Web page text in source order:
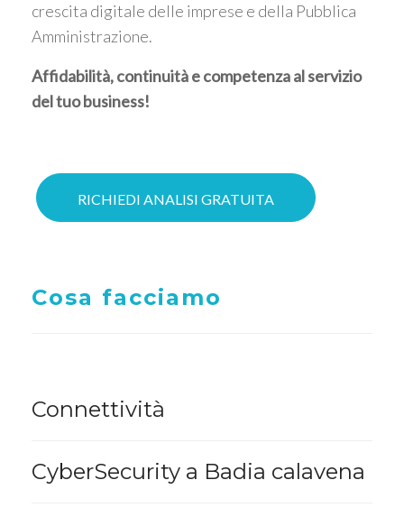
crescita digitale delle imprese e della Pubblica
Amministrazione.
Affidabilità, continuità e competenza al servizio
del tuo business!
RICHIEDI ANALISI GRATUITA
Cosa facciamo
Connettività
CyberSecurity a Badia calavena